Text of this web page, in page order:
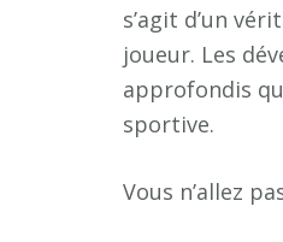
s’agit d’un
joueur. Les
approfondis
sportive.
Vous n’allez